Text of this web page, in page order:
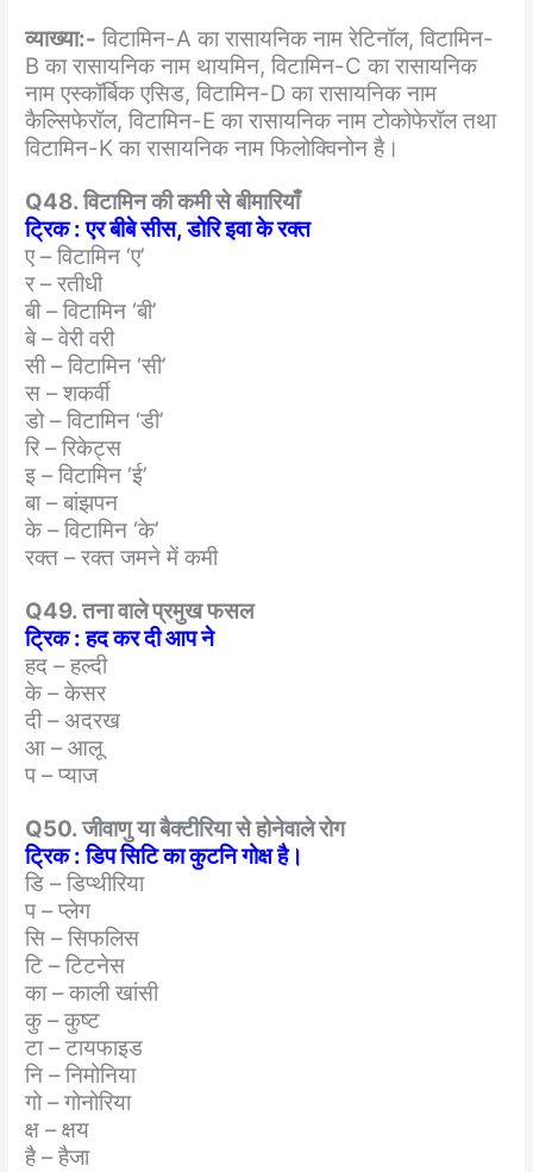
व्याख्या:- विटामिन-A का रासायनिक नाम रेटिनॉल, विटामिन-
B का रासायनिक नाम थायमिन, विटामिन-C का रासायनिक
नाम एस्कॉर्बिक एसिड, विटामिन-D का रासायनिक नाम
कैल्सिफेरॉल, विटामिन-E का रासायनिक नाम टोकोफेरॉल तथा
विटामिन-K का रासायनिक नाम फिलोक्विनोन है।
Q48. विटामिन की कमी से बीमारियाँ
ट्रिक : एर बीबे सीस, डोरि इवा के रक्त
ए – विटामिन ‘ए’
र – रतीधी
बी – विटामिन ‘बी’
बे – वेरी वरी
सी – विटामिन ‘सी’
स – शकर्वी
डो – विटामिन ‘डी’
रि – रिकेट्स
इ – विटामिन ‘ई’
बा – बांझपन
के – विटामिन ‘के’
रक्त – रक्त जमने में कमी
Q49. तना वाले प्रमुख फसल
ट्रिक : हद कर दी आप ने
हद – हल्दी
के – केसर
दी – अदरख
आ – आलू
प – प्याज
Q50. जीवाणु या बैक्टीरिया से होनेवाले रोग
ट्रिक : डिप सिटि का कुटनि गोक्ष है।
डि – डिप्थीरिया
प – प्लेग
सि – सिफलिस
टि – टिटनेस
का – काली खांसी
कु – कुष्ट
टा – टायफाइड
नि – निमोनिया
गो – गोनोरिया
क्ष – क्षय
है – हैजा